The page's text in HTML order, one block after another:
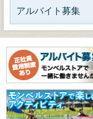
アルバイト募集